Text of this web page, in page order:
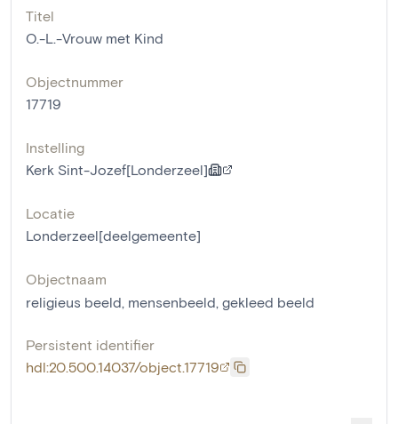
Titel
O.-L.-Vrouw met Kind
Objectnummer
17719
Instelling
Kerk Sint-Jozef[Londerzeel]
Locatie
Londerzeel[deelgemeente]
Objectnaam
religieus beeld mensenbeeld gekleed beeld
Persistent identifier
hdl:20.500.14037/object.17719